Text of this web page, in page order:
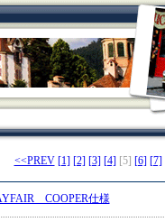
<<PREV [1] [2] [3] [4] [5] [6] [7]
COOPER仕様